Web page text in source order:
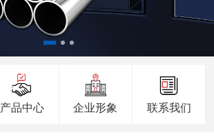
产品中心 企业形象 联系我们